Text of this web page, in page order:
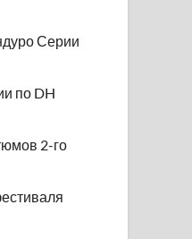
Серии
по DH
2-го